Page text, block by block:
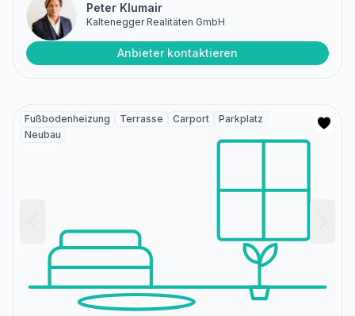
Peter Klumair
Kaltenegger Realitäten GmbH
Anbieter kontaktieren
Fußbodenheizung Terrasse Carport
Parkplatz
Neubau